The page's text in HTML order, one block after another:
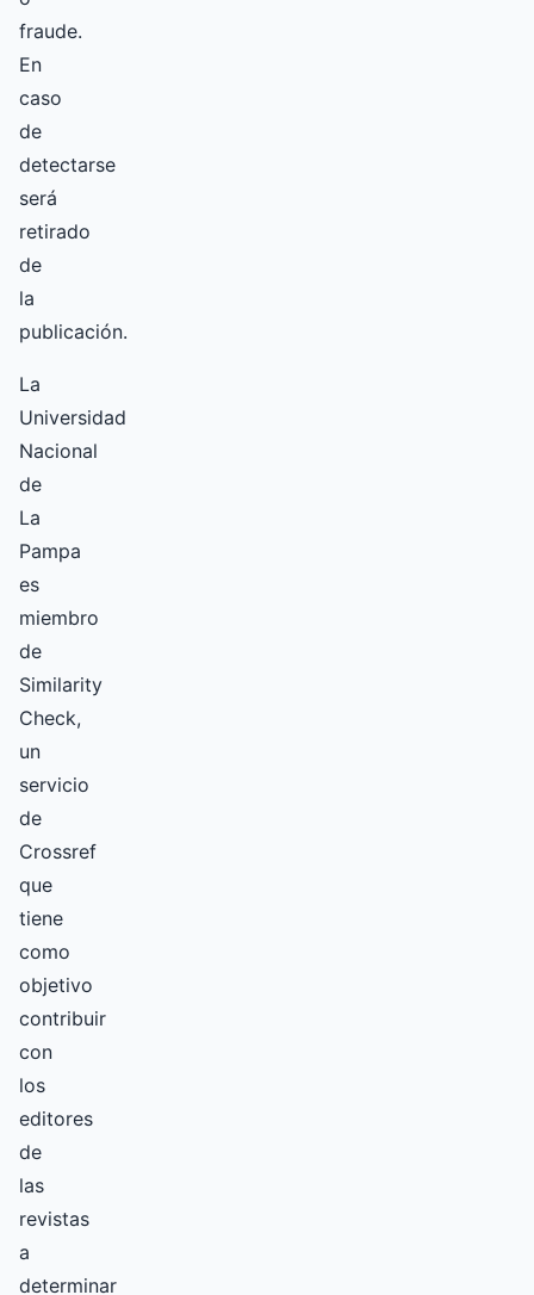
fraude.
En
caso
de
detectarse
será
retirado
de
la
publicación.
La
Universidad
Nacional
de
La
Pampa
es
miembro
de
Similarity
Check,
un
servicio
de
Crossref
que
tiene
como
objetivo
contribuir
con
los
editores
de
las
revistas
a
determinar